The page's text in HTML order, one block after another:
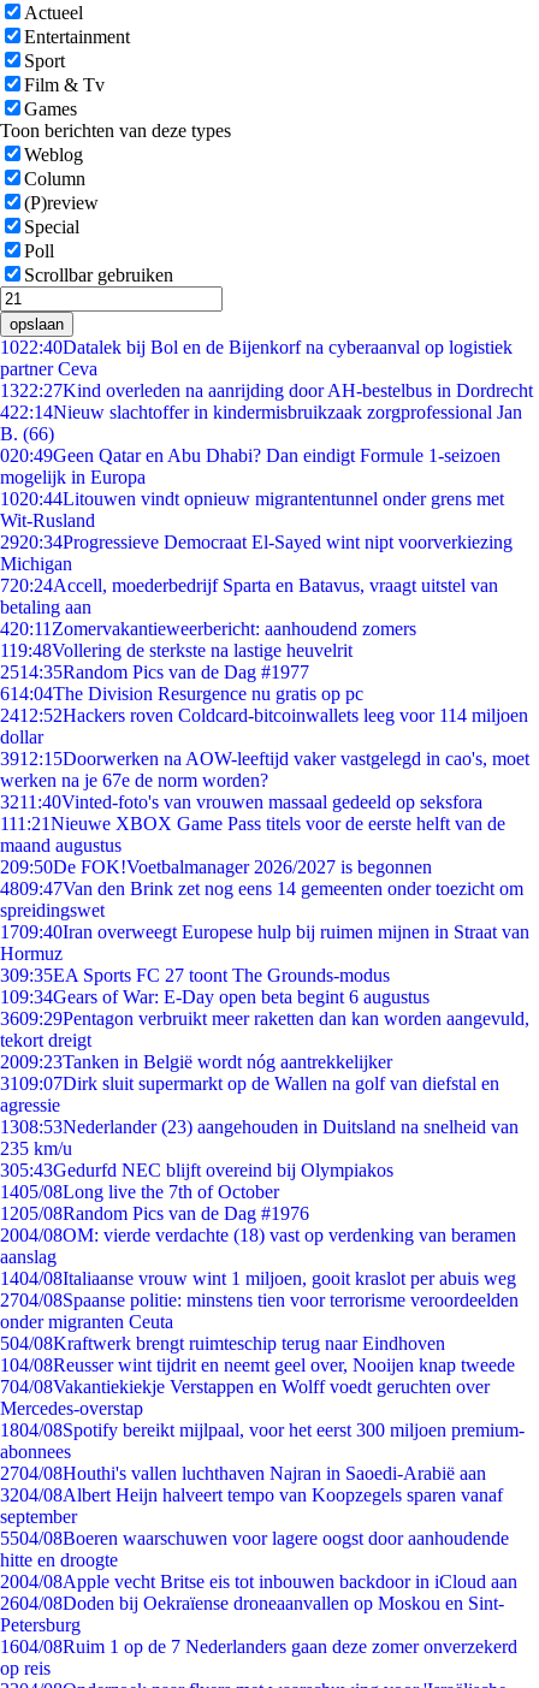
Actueel
Entertainment
Sport
Film & Tv
Games
Toon berichten van deze types
Weblog
Column
(P)review
Special
Poll
Scrollbar gebruiken
opslaan
1022:40Datalek bij Bol en de Bijenkorf na cyberaanval op logistiek
partner Ceva
1322:27Kind overleden na aanrijding door AH-bestelbus in Dordrecht
422:14Nieuw slachtoffer in kindermisbruikzaak zorgprofessional Jan
B. (66)
020:49Geen Qatar en Abu Dhabi? Dan eindigt Formule 1-seizoen
mogelijk in Europa
1020:44Litouwen vindt opnieuw migrantentunnel onder grens met
Wit-Rusland
2920:34Progressieve Democraat El-Sayed wint nipt voorverkiezing
Michigan
720:24Accell, moederbedrijf Sparta en Batavus, vraagt uitstel van
betaling aan
420:11 Zomervakantieweerbericht: aanhoudend zomers
119:48Vollering de sterkste na lastige heuvelrit
2514:35Random Pics van de Dag #1977
614:04The Division Resurgence nu gratis op pc
2412:52Hackers roven Coldcard-bitcoinwallets leeg voor 114 miljoen
dollar
3912:15Doorwerken na AOW-leeftijd vaker vastgelegd in cao's, moet
werken na je 67e de norm worden?
3211:40Vinted-foto's van vrouwen massaal gedeeld op seksfora
111:21Nieuwe XBOX Game Pass titels voor de eerste helft van de
maand augustus
209:50De FOK!Voetbalmanager 2026/2027 is begonnen
4809:47Van den Brink zet nog eens 14 gemeenten onder toezicht om
spreidingswet
1709:40Iran overweegt Europese hulp bij ruimen mijnen in Straat van
Hormuz
309:35EA Sports FC 27 toont The Grounds-modus
109:34Gears of War: E-Day open beta begint 6 augustus
3609:29Pentagon verbruikt meer raketten dan kan worden aangevuld,
tekort dreigt
2009:23Tanken in België wordt nóg aantrekkelijker
3109:07Dirk sluit supermarkt op de Wallen na golf van diefstal en
agressie
1308:53Nederlander (23) aangehouden in Duitsland na snelheid van
235 km/u
305:43Gedurfd NEC blijft overeind bij Olympiakos
1405/08Long live the 7th of October
1205/08Random Pics van de Dag #1976
2004/08OM: vierde verdachte (18) vast op verdenking van beramen
aanslag
1404/08Italiaanse vrouw wint 1 miljoen, gooit kraslot per abuis weg
2704/08Spaanse politie: minstens tien voor terrorisme veroordeelden
onder migranten Ceuta
504/08Kraftwerk brengt ruimteschip terug naar Eindhoven
104/08Reusser wint tijdrit en neemt geel over, Nooijen knap tweede
704/08Vakantiekiekje Verstappen en Wolff voedt geruchten over
Mercedes-overstap
1804/08Spotify bereikt mijlpaal, voor het eerst 300 miljoen premium-
abonnees
2704/08Houthi's vallen luchthaven Najran in Saoedi-Arabië aan
3204/08Albert Heijn halveert tempo van Koopzegels sparen vanaf
september
5504/08Boeren waarschuwen voor lagere oogst door aanhoudende
hitte en droogte
2004/08Apple vecht Britse eis tot inbouwen backdoor in iCloud aan
2604/08Doden bij Oekraïense droneaanvallen op Moskou en Sint-
Petersburg
1604/08Ruim 1 op de 7 Nederlanders gaan deze zomer onverzekerd
op reis